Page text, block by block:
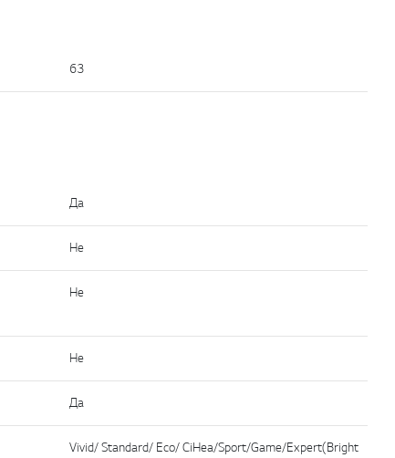
63
Да
Не
He
He
Да
Vivid/ Standard/ Eco/ CiHea/Sport/Game/Expert(Bright